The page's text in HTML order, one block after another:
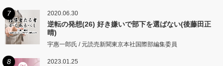
7 2020.06.30
逆転の発想(26) 好き嫌いで部下を選ばない(後藤田正
晴)
宇惠一郎氏 / 元読売新聞東京本社国際部編集委員
8 2023.01.25